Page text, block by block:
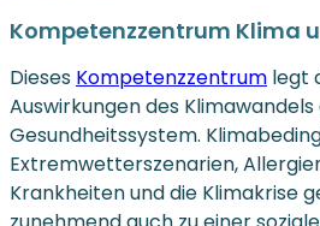
Kompetenzzentrum Klima
Dieses Kompetenzzentrum legt
Auswirkungen des Klimawandels
Gesundheitssystem.
Extremwetterszenarien,
Krankheiten und die Klimakrise